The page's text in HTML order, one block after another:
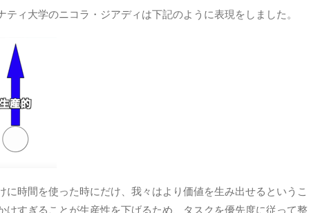
ティ大学のニコラ・ジアディは下記のように表現をしました。
に時間を使った時にだけ、我々はより価値を生み出せるというこ
けすぎることが生産性を下げるため、タスクを優先度に従って整